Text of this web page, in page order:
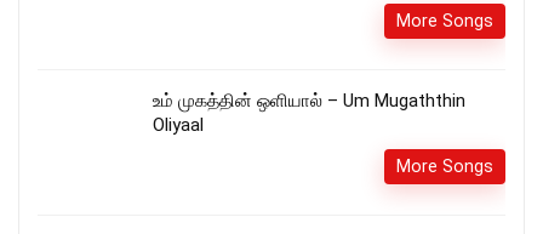
More Songs
உம் முகத்தின் ஒளியால் – Um Mugaththin
Oliyaal
More Songs